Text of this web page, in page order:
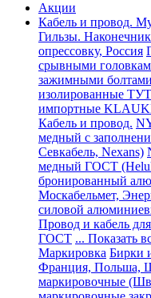
Акции
Кабель и провод.
Гильзы.
опрессовку, Россия
срывными
зажимными
изолированные
импортные
Кабель и провод.
медный с
Севкабель, Nexans)
медный ГОСТ
бронированный
Москабельмет,
силовой
Провод и кабель
ГОСТ ... Показать
Маркировка Бирки
Франция, Польша,
маркировочные